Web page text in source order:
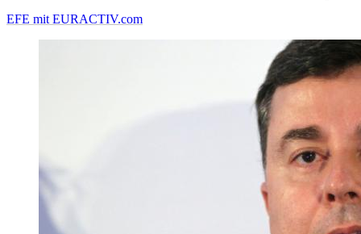
EFE mit EURACTIV.com